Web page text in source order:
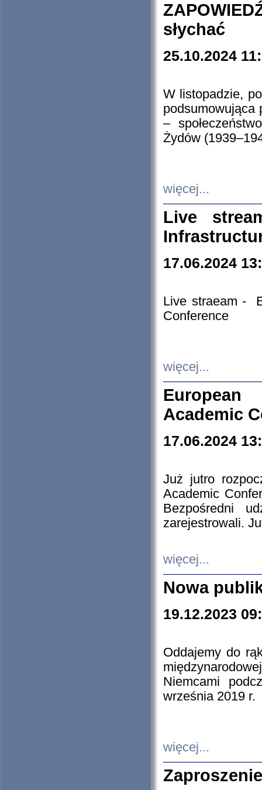
słychać
25.10.2024
W listopadzie,
podsumowująca
–
Żydów
więcej...
Live
17.06.2024
Live straeam -
Conference
więcej...
European
Academic
17.06.2024
Już jutro
Academic
Bezpośredni
zarejestrowali.
więcej...
Nowa
19.12.2023
Oddajemy do
Niemcami
września 2019 r.
więcej...